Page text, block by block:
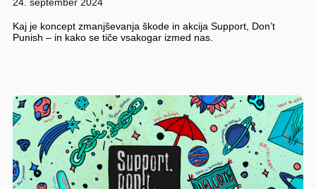
Kaj je koncept zmanjševanja škode in akcija Support, Don’t
Punish – in kako se tiče vsakogar izmed nas.